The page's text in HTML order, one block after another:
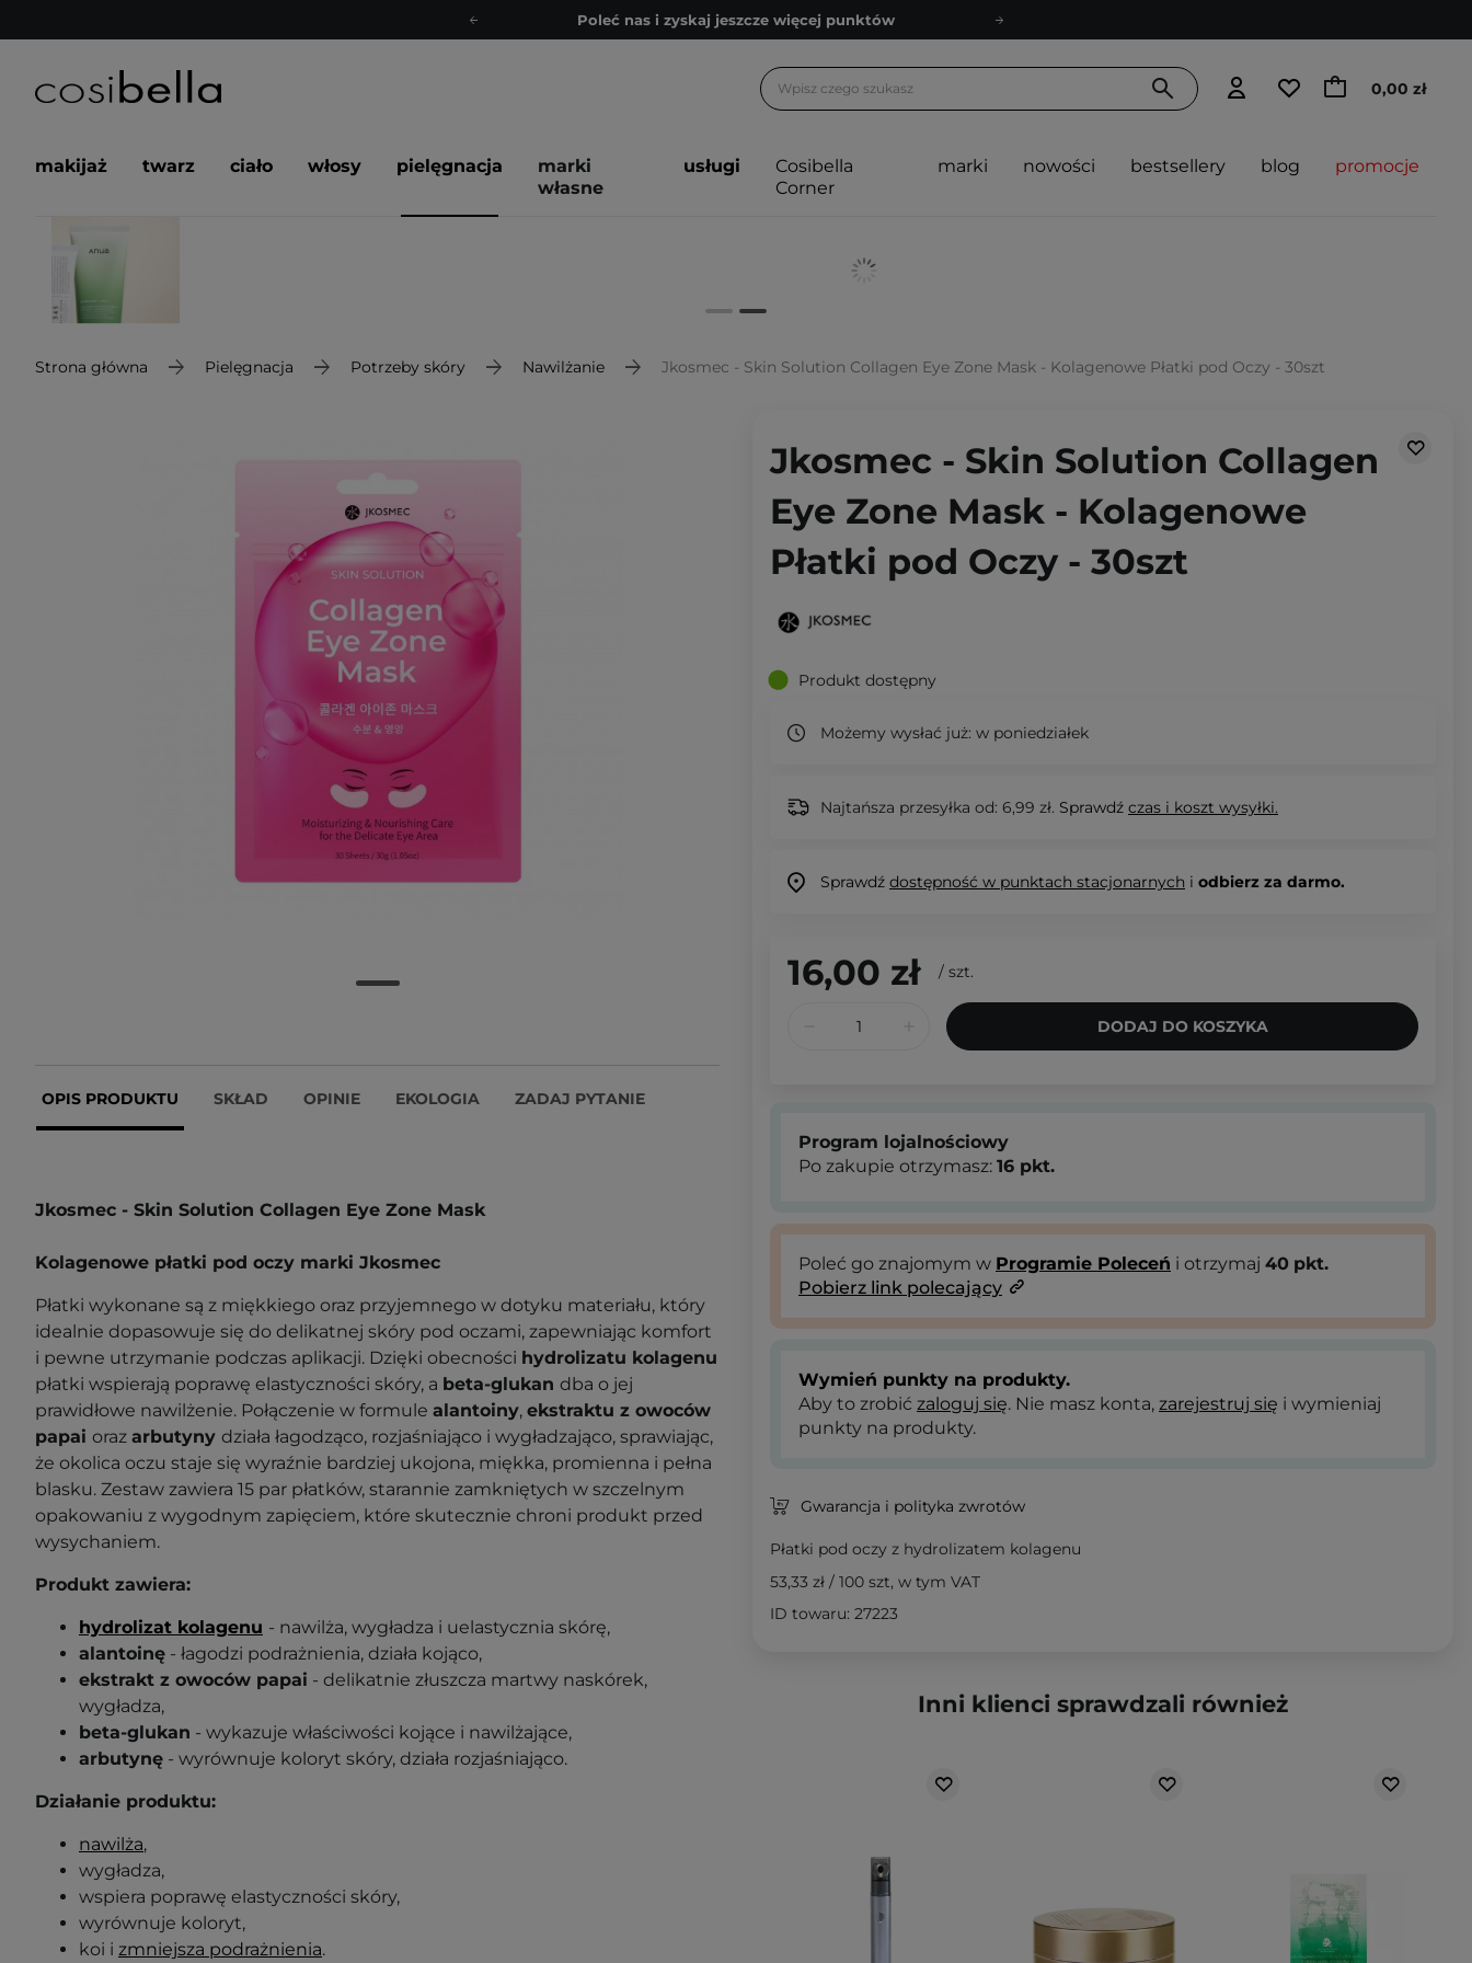
Poleć nas i zyskaj jeszcze więcej punktów
Bezpłatne konsultacje kosmetologiczne
Poleć nas i zyskaj jeszcze więcej punktów
0,00 zł
makijaż twarz ciało włosy pielęgnacja
marki
własne
usługi
Cosibella
Corner
marki nowości bestsellery blog promocje
Strona główna Pielęgnacja Potrzeby skóry Nawilżanie Jkosmec - Skin Solution Collagen Eye Zone Mask - Kolagenowe Płatki pod Oczy - 30szt
OPIS PRODUKTU SKŁAD OPINIE EKOLOGIA ZADAJ PYTANIE
Jkosmec - Skin Solution Collagen Eye Zone Mask
Kolagenowe płatki pod oczy marki Jkosmec
Płatki wykonane są z miękkiego oraz przyjemnego w dotyku materiału, który
idealnie dopasowuje się do delikatnej skóry pod oczami, zapewniając komfort
i pewne utrzymanie podczas aplikacji. Dzięki obecności hydrolizatu kolagenu
płatki wspierają poprawę elastyczności skóry, a beta-glukan dba o jej
prawidłowe nawilżenie. Połączenie w formule alantoiny, ekstraktu z owoców
papai oraz arbutyny działa łagodząco, rozjaśniająco i wygładzająco, sprawiając,
że okolica oczu staje się wyraźnie bardziej ukojona, miękka, promienna i pełna
blasku. Zestaw zawiera 15 par płatków, starannie zamkniętych w szczelnym
opakowaniu z wygodnym zapięciem, które skutecznie chroni produkt przed
wysychaniem.
Produkt zawiera:
hydrolizat kolagenu - nawilża, wygładza i uelastycznia skórę,
alantoinę - łagodzi podrażnienia, działa kojąco,
ekstrakt z owoców papai - delikatnie złuszcza martwy naskórek,
wygładza,
beta-glukan - wykazuje właściwości kojące i nawilżające,
arbutynę - wyrównuje koloryt skóry, działa rozjaśniająco.
Działanie produktu:
nawilża,
wygładza,
wspiera poprawę elastyczności skóry,
wyrównuje koloryt,
koi i zmniejsza podrażnienia.
Jkosmec - Skin Solution Collagen
Eye Zone Mask - Kolagenowe
Płatki pod Oczy - 30szt
Produkt dostępny
Możemy wysłać już: w poniedziałek
Najtańsza przesyłka od: 6,99 zł. Sprawdź czas i koszt wysyłki.
Sprawdź dostępność w punktach stacjonarnych i odbierz za darmo.
16,00 zł / szt.
DODAJ DO KOSZYKA
Program lojalnościowy
Po zakupie otrzymasz: 16 pkt.
Poleć go znajomym w Programie Poleceń i otrzymaj 40 pkt.
Pobierz link polecający
Wymień punkty na produkty.
Aby to zrobić zaloguj się. Nie masz konta, zarejestruj się i wymieniaj
punkty na produkty.
Gwarancja i polityka zwrotów
Płatki pod oczy z hydrolizatem kolagenu
53,33 zł / 100 szt, w tym VAT
ID towaru: 27223
Inni klienci sprawdzali również